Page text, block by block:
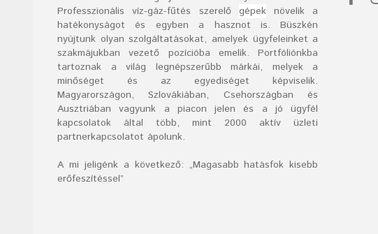
Professzionális víz-gáz-fűtés szerelő gépeknövelik a
hatékonyságot és egyben a hasznot is. Büszkén
nyújtunk olyan szolgáltatásokat, amelyek ügyfeleinket a
szakmájukban vezető pozícióba emelik. Portfóliónkba
tartoznak a világ legnépszerűbb márkái, melyek a
minőséget és az egyediséget képviselik.
Magyarországon, Szlovákiában, Csehországban és
Ausztriában vagyunk a piacon jelen és a jó ügyfél
kapcsolatok által több, mint 2000 aktív üzleti
partnerkapcsolatot ápolunk.
A mi jeligénk a következő: „Magasabb hatásfok kisebb
erőfeszítéssel”